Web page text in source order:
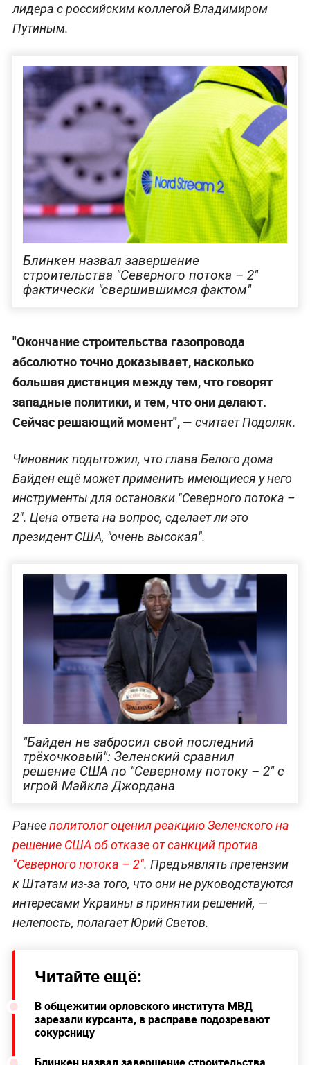
лидера с российским коллегой Владимиром
Путиным.
Блинкен назвал завершение
строительства "Северного потока – 2"
фактически "свершившимся фактом"
"Окончание строительства газопровода
абсолютно точно доказывает, насколько
большая дистанция между тем, что говорят
западные политики, и тем, что они делают.
Сейчас решающий момент", — считает Подоляк.
Чиновник подытожил, что глава Белого дома
Байден ещё может применить имеющиеся у него
инструменты для остановки "Северного потока –
2". Цена ответа на вопрос, сделает ли это
президент США, "очень высокая".
"Байден не забросил свой последний
трёхочковый": Зеленский сравнил
решение США по "Северному потоку – 2" с
игрой Майкла Джордана
Ранееполитолог оценил реакцию Зеленского на
решение США об отказе от санкций против
"Северного потока – 2". Предъявлять претензии
к Штатам из-за того, что они не руководствуются
интересами Украины в принятии решений, —
нелепость, полагает Юрий Светов.
Читайте ещё:
В общежитии орловского института МВД
зарезали курсанта, в расправе подозревают
сокурсницу
Блинкен назвал завершение строительства